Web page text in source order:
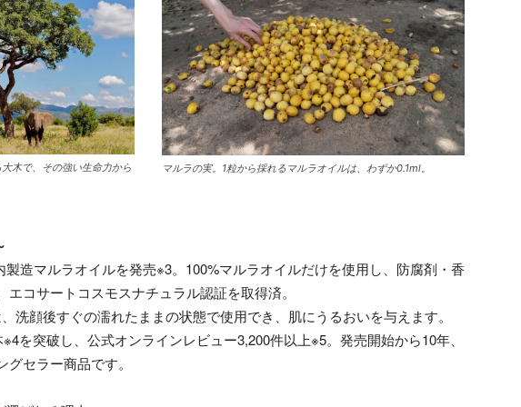
木で、その強い生命力から
マルラの実。1粒から採れるマルラオイルは、わずか0.1ml。
造マルラオイルを発売※3。100%マルラオイルだけを使用し、防腐剤・香
コサートコスモスナチュラル認証を取得済。
洗顔後すぐの濡れたままの状態で使用でき、肌にうるおいを与えます。
を突破し、公式オンラインレビュー3,200件以上※5。発売開始から10年、
セラー商品です。